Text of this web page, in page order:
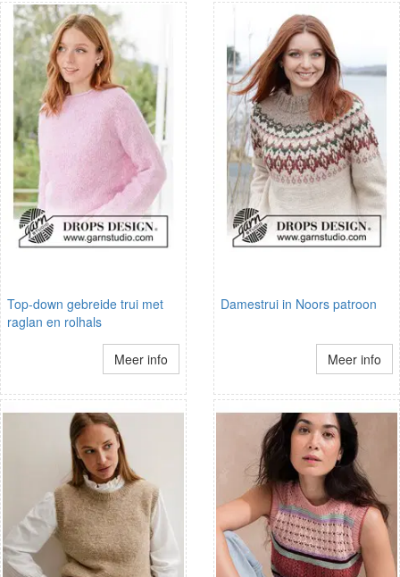
Top-down gebreide trui met
raglan en rolhals
Meer info
Damestrui in Noors patroon
Meer info